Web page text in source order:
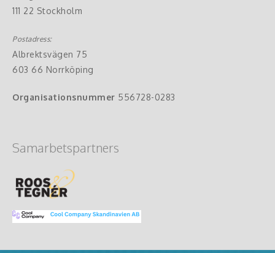
111 22 Stockholm
Postadress:
Albrektsvägen 75
603 66 Norrköping
Organisationsnummer 556728-0283
Samarbetspartners